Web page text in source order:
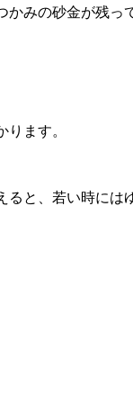
みの砂金が残っ
ます。
と、若い時には